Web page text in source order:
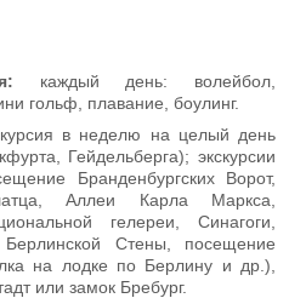
: каждый день: волейбол,
гольф, плавание, боулинг.
в неделю на целый день
Гейдельберга); экскурсии
Бранденбургских Ворот,
Аллеи Карла Маркса,
гелереи, Синагоги,
Стены, посещение
на лодке по Берлину и др.),
или замок Бребург.